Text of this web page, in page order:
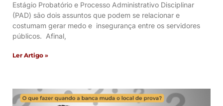
Estágio Probatório e Processo Administrativo Disciplinar
(PAD) são dois assuntos que podem se relacionar e
costumam gerar medo e insegurança entre os servidores
públicos. Afinal,
Ler Artigo »